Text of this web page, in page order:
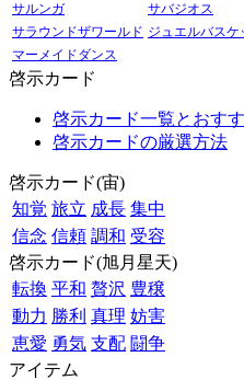
サルンガ
サバジオス
サラウンドザワールド ジュエルバスケ
マーメイドダンス
啓示カード
啓示カード一覧とおす
啓示カードの厳選方法
啓示カード(宙)
知覚 旅立 成長 集中
信念 信頼 調和 受容
啓示カード(旭月星天)
転換 平和 贅沢 豊穣
動力 勝利 真理 妨害
恵愛 勇気 支配 闘争
アイテム